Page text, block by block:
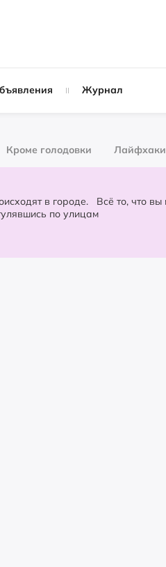
Журнал
Кроме голодовки Лайфхаки
Слухи
Всё то, что вы можете увидеть
по улицам